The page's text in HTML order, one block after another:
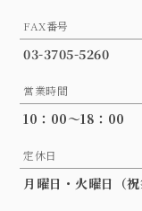
FAX番号
03-3705-5260
営業時間
10：00〜18：00
定休日
月曜日・火曜日（